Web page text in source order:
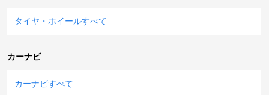
タイヤ・ホイールすべて
カーナビ
カーナビすべて